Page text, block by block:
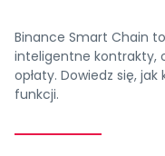
Binance Smart Chain
inteligentne kontrakty,
opłaty. Dowiedz się,
funkcji.